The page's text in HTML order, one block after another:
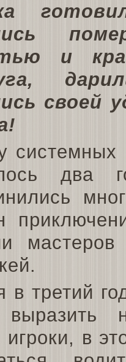
и
своей
системных
в третий
выразить
игроки, в